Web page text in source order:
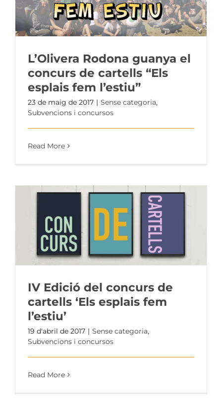
L’Olivera Rodona guanya el
concurs de cartells “Els
esplais fem l’estiu”
23 de maig de 2017 | Sense categoria,
Subvencions i concursos
Read More
IV Edició del concurs de
cartells ‘Els esplais fem
l’estiu’
19 d'abril de 2017 | Sense categoria,
Subvencions i concursos
Read More